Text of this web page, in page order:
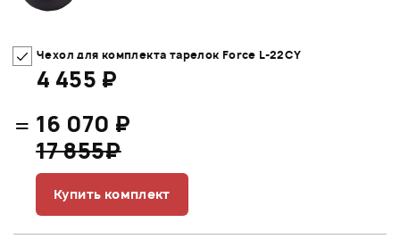
Чехол для комплекта тарелок Force L-22CY
4 455 ₽
= 16 070 ₽
17 855₽
Купить комплект